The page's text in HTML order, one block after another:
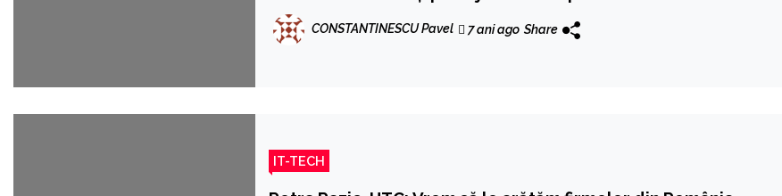
CONSTANTINESCU Pavel 7 ani ago Share
IT-TECH